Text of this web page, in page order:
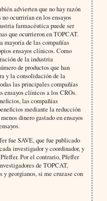
advierten que no hay razón
ocurrirían en los ensayos
farmacéutica puede ser
que ocurrieron en TOPCAT.
mayoría de las compañías
ensayos clínicos. Como
de la industria
de productos que han
y la consolidación de la
las principales compañías
ensayos clínicos a los CROs.
las compañías
mediante la reducción
dinero gastado en ensayos
fue SAVE, que fue publicado
investigador y coordinador, y
Por el contrario, Pfeffer
de TOPCAT,
y georgianos, si me cruzase con